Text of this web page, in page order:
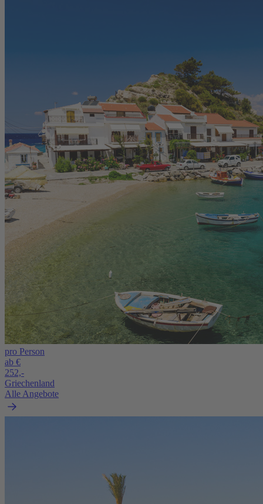
pro Person
ab €
252,-
Griechenland
Alle Angebote